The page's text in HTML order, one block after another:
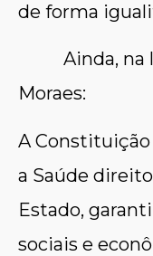
de forma
Ainda, na
Moraes:
A Constituição
a Saúde
Estado,
sociais e